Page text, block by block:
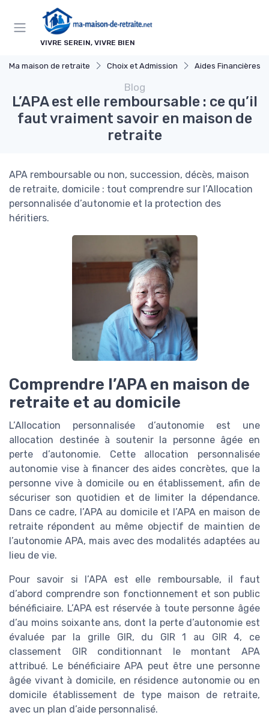
VIVRE SEREIN, VIVRE BIEN
Ma maison de retraite Choix et Admission Aides Financières et
Blog
L’APA est elle remboursable : ce qu’il
faut vraiment savoir en maison de
retraite
APA remboursable ou non, succession, décès, maison
de retraite, domicile : tout comprendre sur l’Allocation
personnalisée d’autonomie et la protection des
héritiers.
Comprendre l’APA en maison de
retraite et au domicile
L’Allocation personnalisée d’autonomie est une
allocation destinée à soutenir la personne âgée en
perte d’autonomie. Cette allocation personnalisée
autonomie vise à financer des aides concrètes, que la
personne vive à domicile ou en établissement, afin de
sécuriser son quotidien et de limiter la dépendance.
Dans ce cadre, l’APA au domicile et l’APA en maison de
retraite répondent au même objectif de maintien de
l’autonomie APA, mais avec des modalités adaptées au
lieu de vie.
Pour savoir si l’APA est elle remboursable, il faut
d’abord comprendre son fonctionnement et son public
bénéficiaire. L’APA est réservée à toute personne âgée
d’au moins soixante ans, dont la perte d’autonomie est
évaluée par la grille GIR, du GIR 1 au GIR 4, ce
classement GIR conditionnant le montant APA
attribué. Le bénéficiaire APA peut être une personne
âgée vivant à domicile, en résidence autonomie ou en
domicile établissement de type maison de retraite,
avec un plan d’aide personnalisé.
Panneau de gestion des cookies